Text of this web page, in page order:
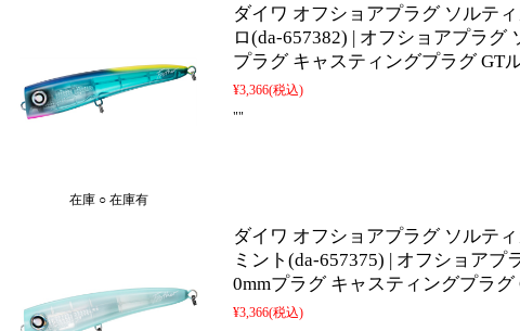
在庫 ○ 在庫有
ダイワ オフショアプラグ ソルテ
ロ(da-657382) | オフショアプラグ
プラグ キャスティングプラグ GT
¥3,366(税込)
""
ダイワ オフショアプラグ ソルテ
ミント(da-657375) | オフショア
0mmプラグ キャスティングプラ
¥3,366(税込)